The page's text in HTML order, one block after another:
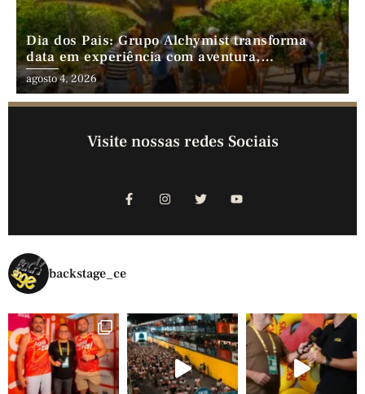
Dia dos Pais: Grupo Alchymist transforma
data em experiência com aventura,
gastronomia e lazer em família
agosto 4, 2026
Visite nossas redes Sociais
backstage_ce